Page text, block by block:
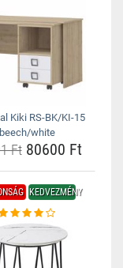
Kiki RS-BK/KI-15
beech/white
Ft80600 Ft
KEDVEZMÉNY